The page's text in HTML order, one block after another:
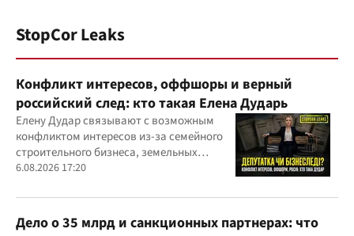
StopCor Leaks
Конфликт интересов, оффшоры и верный
российский след: кто такая Елена Дударь
Елену Дудар связывают с возможным
конфликтом интересов из-за семейного
строительного бизнеса, земельных
скандалов, судебных дел
6.08.2026 17:20
Дело о 35 млрд и санкционных партнерах: что